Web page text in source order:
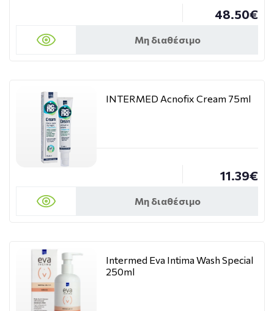
48.50€
Μη διαθέσιμο
INTERMED Acnofix Cream 75ml
11.39€
Μη διαθέσιμο
Intermed Εva Intima Wash Special
250ml